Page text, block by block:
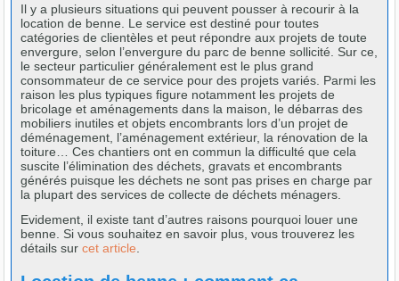
Il y a plusieurs situations qui peuvent pousser à recourir à la
location de benne. Le service est destiné pour toutes
catégories de clientèles et peut répondre aux projets de toute
envergure, selon l’envergure du parc de benne sollicité. Sur ce,
le secteur particulier généralement est le plus grand
consommateur de ce service pour des projets variés. Parmi les
raison les plus typiques figure notamment les projets de
bricolage et aménagements dans la maison, le débarras des
mobiliers inutiles et objets encombrants lors d’un projet de
déménagement, l’aménagement extérieur, la rénovation de la
toiture… Ces chantiers ont en commun la difficulté que cela
suscite l’élimination des déchets, gravats et encombrants
générés puisque les déchets ne sont pas prises en charge par
la plupart des services de collecte de déchets ménagers.
Evidement, il existe tant d’autres raisons pourquoi louer une
benne. Si vous souhaitez en savoir plus, vous trouverez les
détails surcet article